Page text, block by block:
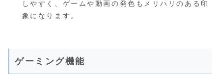
しやすく、ゲームや動画の発色もメリハリのある印
象になります。
ゲーミング機能